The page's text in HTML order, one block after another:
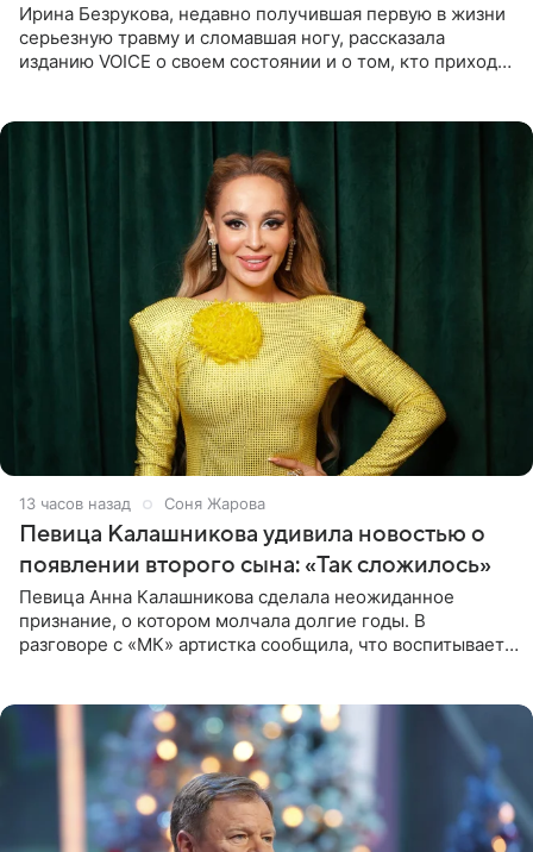
Ирина Безрукова, недавно получившая первую в жизни
серьезную травму и сломавшая ногу, рассказала
изданию VOICE о своем состоянии и о том, кто приходит
13 часов назад Соня Жарова
Певица Калашникова удивила новостью о
появлении второго сына: «Так сложилось»
Певица Анна Калашникова сделала неожиданное
признание, о котором молчала долгие годы. В
разговоре с «МК» артистка сообщила, что воспитывает